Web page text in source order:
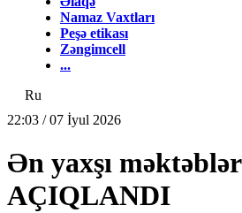
Namaz Vaxtları
Peşə etikası
Zəngimcell
...
Ru
22:03 / 07 İyul 2026
Ən yaxşı məktəblər
AÇIQLANDI